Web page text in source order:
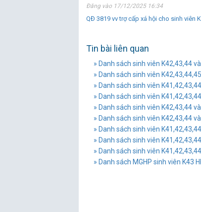
Đăng vào 17/12/2025 16:34
QĐ 3819 vv trợ cấp xá hội cho sinh viên
Tin bài liên quan
» Danh sách sinh viên K42,43,44
» Danh sách sinh viên
» Danh sách sinh viên
» Danh sách sinh viên
» Danh sách sinh viên K42,43,44
» Danh sách sinh viên K42,43,44
» Danh sách sinh viên
» Danh sách sinh viên
» Danh sách sinh viên
» Danh sách MGHP sinh viên K43